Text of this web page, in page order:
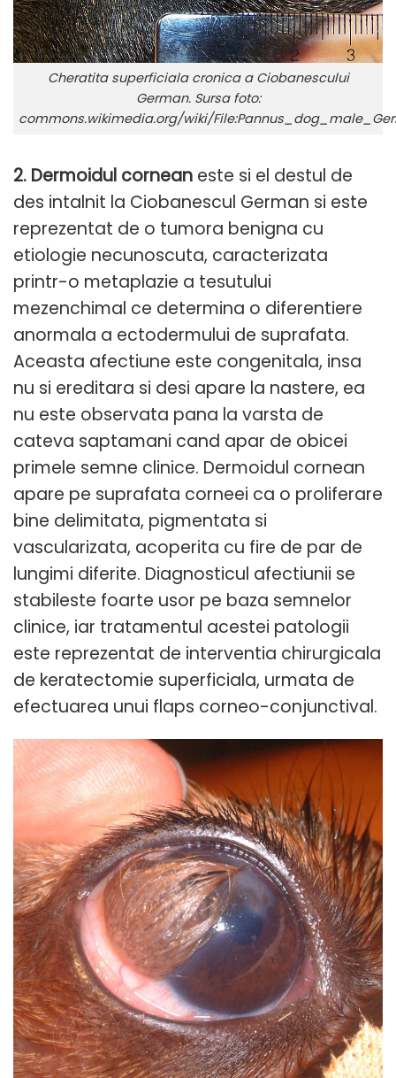
Cheratita superficiala cronica a Ciobanescului
German. Sursa foto:
commons.wikimedia.org/wiki/
2. Dermoidul cornean este si el destul de
des intalnit la Ciobanescul German si este
reprezentat de o tumora benigna cu
etiologie necunoscuta, caracterizata
printr-o metaplazie a tesutului
mezenchimal ce determina o diferentiere
anormala a ectodermului de suprafata.
Aceasta afectiune este congenitala, insa
nu si ereditara si desi apare la nastere, ea
nu este observata pana la varsta de
cateva saptamani cand apar de obicei
primele semne clinice. Dermoidul cornean
apare pe suprafata corneei ca o proliferare
bine delimitata, pigmentata si
vascularizata, acoperita cu fire de par de
lungimi diferite. Diagnosticul afectiunii se
stabileste foarte usor pe baza semnelor
clinice, iar tratamentul acestei patologii
este reprezentat de interventia chirurgicala
de keratectomie superficiala, urmata de
efectuarea unui flaps corneo-conjunctival.